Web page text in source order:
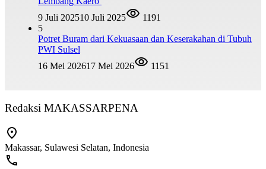
9 Juli 202510 Juli 2025
1191
5
Potret Buram dari Kekuasaan dan Keserakahan di Tubuh
PWI Sulsel
16 Mei 202617 Mei 2026 1151
Redaksi MAKASSARPENA
Makassar, Sulawesi Selatan, Indonesia